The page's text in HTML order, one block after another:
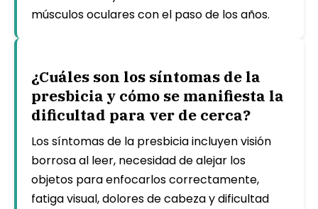
músculos oculares con el paso de los años.
¿Cuáles son los síntomas de la
presbicia y cómo se manifiesta la
dificultad para ver de cerca?
Los síntomas de la presbicia incluyen visión
borrosa al leer, necesidad de alejar los
objetos para enfocarlos correctamente,
fatiga visual, dolores de cabeza y dificultad